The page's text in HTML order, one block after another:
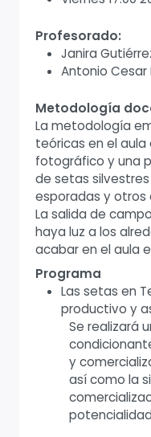
Profesorado:
Janira
Antonio Cesar
Metodología
La metodología
teóricas en el
fotográfico y una
de setas
esporadas y
La salida de
haya luz a los
acabar en el aula
Programa
Las setas en
productivo y
Se realizará
y
así como la